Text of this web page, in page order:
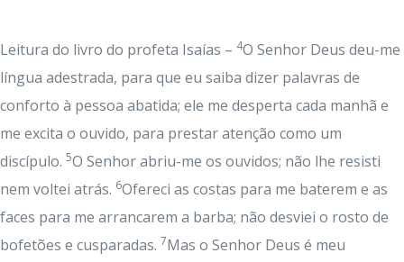
Leitura do livro do profeta Isaías – 4O Senhor Deus deu-me
língua adestrada, para que eu saiba dizer palavras de
conforto à pessoa abatida; ele me desperta cada manhã e
me excita o ouvido, para prestar atenção como um
discípulo. 5O Senhor abriu-me os ouvidos; não lhe resisti
nem voltei atrás. 6Ofereci as costas para me baterem e as
faces para me arrancarem a barba; não desviei o rosto de
bofetões e cusparadas. 7Mas o Senhor Deus é meu